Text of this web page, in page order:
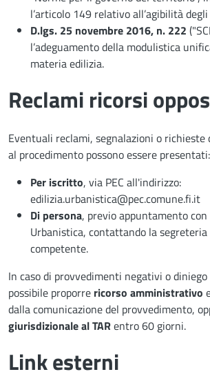
l’articolo 149 relativo all’agibilità
D.lgs. 25 novembre 2016, n. 222
l’adeguamento della modulistica
materia edilizia.
Reclami ricorsi
Eventuali reclami, segnalazioni o
al procedimento possono essere presentati:
Per iscritto, via PEC all'indirizzo:
edilizia.urbanistica@pec.comune.fi.it
Di persona, previo appuntamento
Urbanistica, contattando la
competente.
In caso di provvedimenti negativi o
possibile proporre ricorso amministrativo
dalla comunicazione del provvedimento,
giurisdizionale al TARentro 60 giorni.
Link esterni